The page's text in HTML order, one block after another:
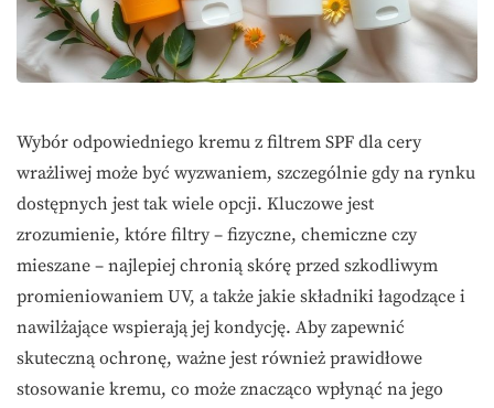
Wybór odpowiedniego kremu z filtrem SPF dla cery
wrażliwej może być wyzwaniem, szczególnie gdy na rynku
dostępnych jest tak wiele opcji. Kluczowe jest
zrozumienie, które filtry – fizyczne, chemiczne czy
mieszane – najlepiej chronią skórę przed szkodliwym
promieniowaniem UV, a także jakie składniki łagodzące i
nawilżające wspierają jej kondycję. Aby zapewnić
skuteczną ochronę, ważne jest również prawidłowe
stosowanie kremu, co może znacząco wpłynąć na jego